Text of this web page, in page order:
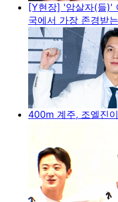
[Y현장] '암살자(들)'
국에서 가장 존경받
400m 계주, 조엘진